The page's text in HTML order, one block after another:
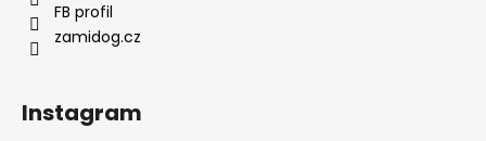
FB profil
zamidog.cz
Instagram